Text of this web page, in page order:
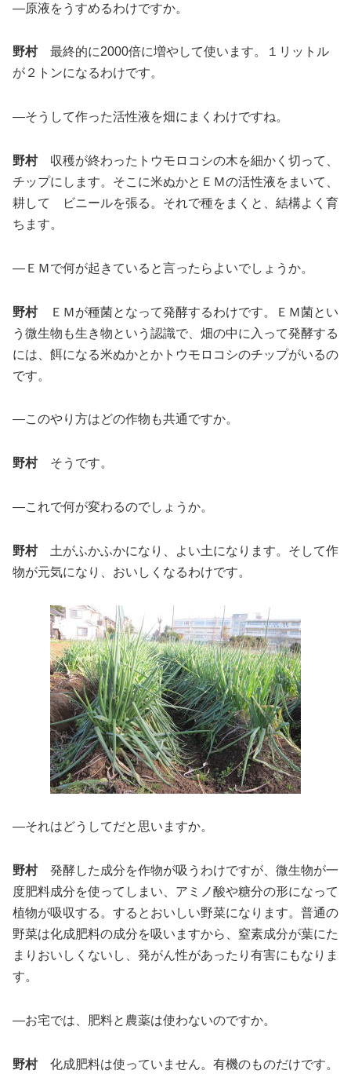
―原液をうすめるわけですか。
野村最終的に2000倍に増やして使います。１リットル
が２トンになるわけです。
―そうして作った活性液を畑にまくわけですね。
野村収穫が終わったトウモロコシの木を細かく切って、
チップにします。そこに米ぬかとＥＭの活性液をまいて、
耕して ビニールを張る。それで種をまくと、結構よく育
ちます。
―ＥＭで何が起きていると言ったらよいでしょうか。
野村ＥＭが種菌となって発酵するわけです。ＥＭ菌とい
う微生物も生き物という認識で、畑の中に入って発酵する
には、餌になる米ぬかとかトウモロコシのチップがいるの
です。
―このやり方はどの作物も共通ですか。
野村そうです。
―これで何が変わるのでしょうか。
野村土がふかふかになり、よい土になります。そして作
物が元気になり、おいしくなるわけです。
―それはどうしてだと思いますか。
野村発酵した成分を作物が吸うわけですが、微生物が一
度肥料成分を使ってしまい、アミノ酸や糖分の形になって
植物が吸収する。するとおいしい野菜になります。普通の
野菜は化成肥料の成分を吸いますから、窒素成分が葉にた
まりおいしくないし、発がん性があったり有害にもなりま
す。
―お宅では、肥料と農薬は使わないのですか。
野村化成肥料は使っていません。有機のものだけです。